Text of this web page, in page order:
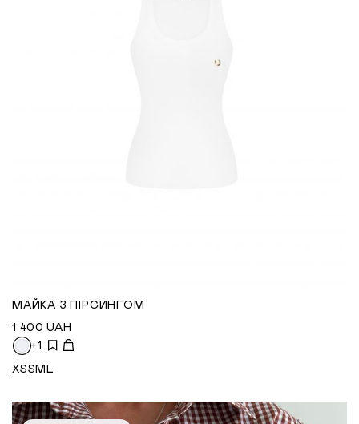
МАЙКА З ПІРСИНГОМ
1 400 UAH
+1
XSS M L